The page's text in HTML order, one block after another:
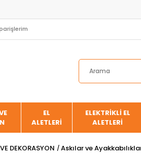
EL
ALETLERİ
ELEKTRİKLİ EL
ALETLERİ
DEKORASYON Askılar ve